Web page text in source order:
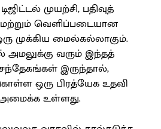
முயற்சி, பதிவுத்
வெளிப்படையான
முக்கிய மைல்கல்லாகும்.
அமலுக்கு வரும் இந்தத்
இருந்தால்,
ஒரு பிரத்யேக உதவி
உள்ளது.